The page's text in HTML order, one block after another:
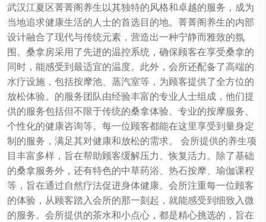
武汉江夏区菁菁阁养生以其独特的风格和卓越的服务，成为
当地追求健康生活的人士的首选目的地。菁菁阁养生的内部
设计融合了现代与传统元素，营造出一种宁静而雅致的氛
围。桑拿房采用了先进的温控系统，确保顾客在享受桑拿的
同时，能感受到最适宜的温度。此外，会所还配备了高端的
水疗设施，包括按摩池、蒸汽室等，为顾客提供了全方位的
放松体验。的服务团队由经验丰富的专业人士组成，他们提
供的服务包括但不限于传统的桑拿体验、专业的按摩服务、
个性化的健康咨询等。每一位顾客都能在这里享受到量身定
制的服务，满足其对健康和放松的需求。 会所提供的养生项
目丰富多样，旨在帮助顾客缓解压力、恢复活力。除了基础
的桑拿服务外，还有特色的中草药浴、热石按摩、瑜伽课程
等，旨在通过自然疗法促进身体健康。会所注重每一位顾客
的体验，从顾客踏入会所的那一刻起，就能感受到细致入微
的服务。会所提供的茶水和小点心，都是精心挑选的，旨在